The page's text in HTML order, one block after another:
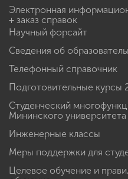
Институт непрерывного
Электронная
+ заказ справок
Научный форсайт
Сведения об
Телефонный справочник
Подготовительные курсы
Мининского университета
Инженерные классы
Меры поддержки для